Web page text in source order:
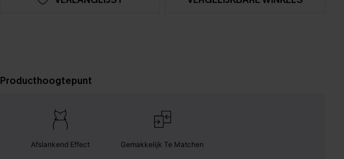
Producthoogtepunt
Afslankend Effect Gemakkelijk Te Matchen